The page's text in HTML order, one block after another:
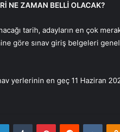
NE ZAMAN BELLİ OLACAK?
tarih, adayların en çok
göre sınav giriş belgeleri
yerlerinin en geç 11 Haziran
LinkedInTumblr PinterestReddit